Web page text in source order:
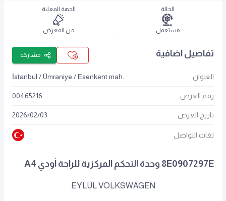
الحالة
مستعمل
الجهة المعلنة
من المعرض
تفاصيل اضافية مشاركة
العنوان İstanbul / Ümraniye / Esenkent mah.
رقم العرض 00465216
تاريخ العرض 2026/02/03
لغات التواصل
8E0907297E وحدة التحكم المركزية للراحة أودي A4
EYLÜL VOLKSWAGEN